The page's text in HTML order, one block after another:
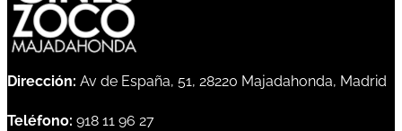
Dirección: Av de España, 51, 28220 Majadahonda, Madrid
Teléfono: 918 11 96 27